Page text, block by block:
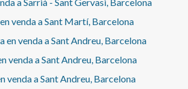
a Sarrià - Sant Gervasi, Barcelona
venda a Sant Martí, Barcelona
en venda a Sant Andreu, Barcelona
venda a Sant Andreu, Barcelona
venda a Sant Andreu, Barcelona